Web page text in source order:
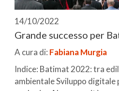
14/10/2022
Grande successo per
A cura di: Fabiana Murgia
Indice: Batimat 2022: tra
ambientale Sviluppo digitale